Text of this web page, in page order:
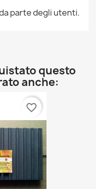
parte degli utenti.
questo
anche:
favorite_border